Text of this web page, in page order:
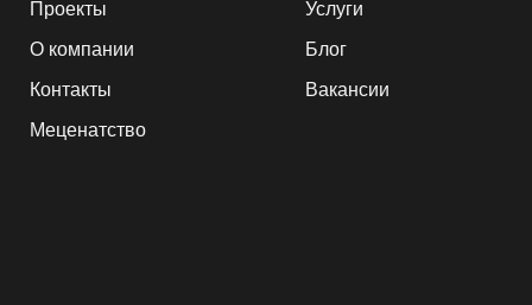
Проекты
Услуги
О компании
Блог
Контакты
Вакансии
Меценатство